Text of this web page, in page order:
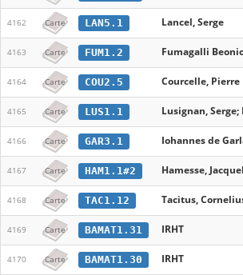
4162 Carte LAN5.1 Lancel, Serge
4163 Carte FUM1.2 Fumagalli
4164 Carte COU2.5 Courcelle, Pierre
4165 Carte LUS1.1 Lusignan,
4166 Carte GAR3.1 Iohannes de
4167 Carte HAM1.1#2 Hamesse,
4168 Carte TAC1.12 Tacitus,
4169 Carte BAMAT1.31 IRHT
4170 Carte BAMAT1.30 IRHT